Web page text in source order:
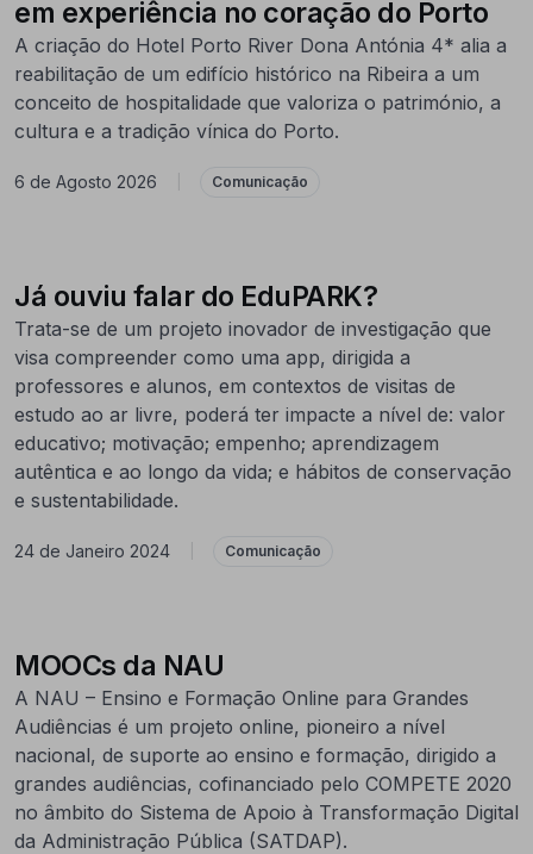
em experiência no coração do Porto
A criação do Hotel Porto River Dona Antónia 4* alia a
reabilitação de um edifício histórico na Ribeira a um
conceito de hospitalidade que valoriza o património, a
cultura e a tradição vínica do Porto.
6 de Agosto 2026 Comunicação
Já ouviu falar do EduPARK?
Trata-se de um projeto inovador de investigação que
visa compreender como uma app, dirigida a
professores e alunos, em contextos de visitas de
estudo ao ar livre, poderá ter impacte a nível de: valor
educativo; motivação; empenho; aprendizagem
autêntica e ao longo da vida; e hábitos de conservação
e sustentabilidade.
24 de Janeiro 2024 Comunicação
MOOCs da NAU
A NAU – Ensino e Formação Online para Grandes
Audiências é um projeto online, pioneiro a nível
nacional, de suporte ao ensino e formação, dirigido a
grandes audiências, cofinanciado pelo COMPETE 2020
no âmbito do Sistema de Apoio à Transformação Digital
da Administração Pública (SATDAP).